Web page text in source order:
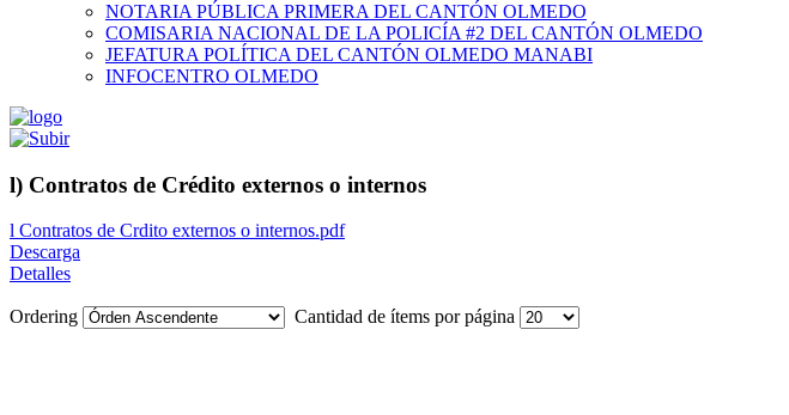
NOTARIA PÚBLICA PRIMERA DEL CANTÓN OLMEDO
COMISARIA NACIONAL DE LA POLICÍA #2 DEL CANTÓN OLMEDO
JEFATURA POLÍTICA DEL CANTÓN OLMEDO MANABI
INFOCENTRO OLMEDO
l) Contratos de Crédito externos o internos
l Contratos de Crdito externos o internos.pdf
Descarga
Detalles
Ordering Cantidad de ítems por página